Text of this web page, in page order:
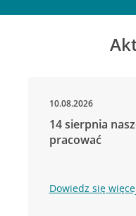
10.08.2026
14 sierpnia
pracować
Dowiedz się